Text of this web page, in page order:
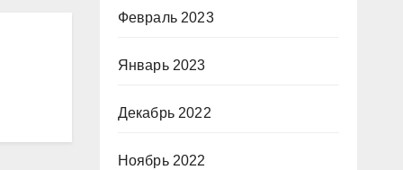
Февраль 2023
Январь 2023
Декабрь 2022
Ноябрь 2022